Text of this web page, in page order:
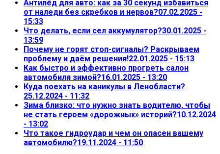
Антилёд для авто: как за 30 секунд избавиться
от наледи без скребков и нервов?07.02.2025 -
15:33
Что делать, если сел аккумулятор?30.01.2025 -
13:59
Почему не горят стоп-сигналы? Раскрываем
проблему и даём решения!22.01.2025 - 15:13
Как быстро и эффективно прогреть салон
автомобиля зимой?16.01.2025 - 13:20
Куда поехать на каникулы в Ленобласти?
25.12.2024 - 11:32
Зима близко: что нужно знать водителю, чтобы
не стать героем «дорожных» историй?10.12.2024
- 13:02
Что такое гидроудар и чем он опасен вашему
автомобилю?19.11.2024 - 11:50